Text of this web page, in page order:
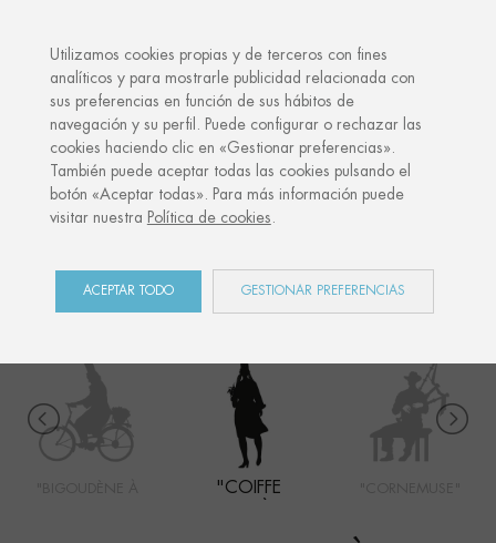
Shop Côte Ouest Coiffe Bigoudène
CÔTE OUEST
"COIFFE
Utilizamos cookies propias y de terceros con fines
analíticos y para mostrarle publicidad relacionada con
sus preferencias en función de sus hábitos de
navegación y su perfil. Puede configurar o rechazar las
cookies haciendo clic en «Gestionar preferencias».
También puede aceptar todas las cookies pulsando el
botón «Aceptar todas». Para más información puede
visitar nuestra Política de cookies.
ACEPTAR TODO GESTIONAR PREFERENCIAS